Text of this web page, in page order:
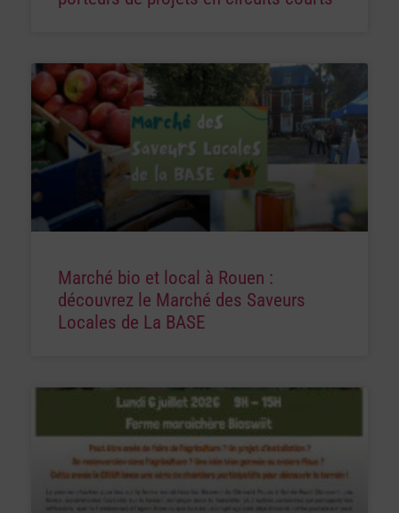
Marché bio et local à Rouen :
découvrez le Marché des Saveurs
Locales de La BASE